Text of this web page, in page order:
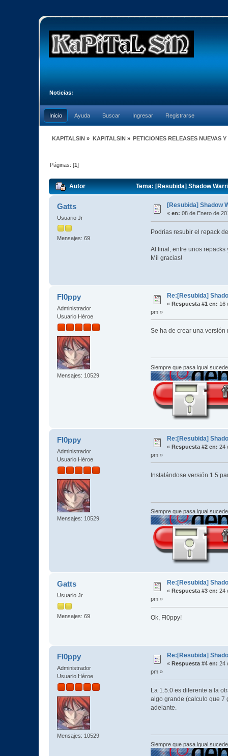
Noticias:
Inicio Ayuda Buscar Ingresar Registrarse
KAPITALSIN » KAPITALSIN» PETICIONES RELEASES NUEVAS
Páginas: [1]
Autor Tema: [Resubida] Shadow
Gatts
Usuario Jr
Mensajes: 69
[Resubida] Shadow
« en: 08 de Enero de
Podrias resubir el repack
Al final, entre unos repacks
Mil gracias!
Fl0ppy
Administrador
Usuario Héroe
Mensajes: 10529
Re:[Resubida]
« Respuesta #1 en: 16
pm »
Se ha de crear una
Siempre que pasa igual
Fl0ppy
Administrador
Usuario Héroe
Mensajes: 10529
Re:[Resubida]
« Respuesta #2 en: 24
pm »
Instalándose versión 1.5
Siempre que pasa igual
Gatts
Usuario Jr
Mensajes: 69
Re:[Resubida]
« Respuesta #3 en: 24
pm »
Ok, Fl0ppy!
Fl0ppy
Administrador
Usuario Héroe
Mensajes: 10529
Re:[Resubida]
« Respuesta #4 en: 24
pm »
La 1.5.0 es diferente a la
algo grande (calculo que 7
adelante.
Siempre que pasa igual